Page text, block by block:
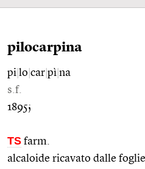
pilocarpina
pi lo car pì na
s.f.
1895;
TS farm.
alcaloide ricavato dalle